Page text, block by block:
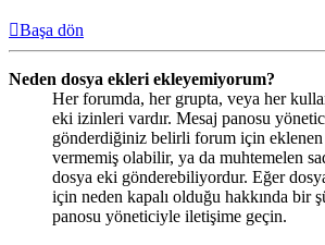
Başa dön
Neden dosya ekleri ekleyemiyorum?
Her forumda, her grupta, veya her
eki izinleri vardır. Mesaj panosu
gönderdiğiniz belirli forum için
vermemiş olabilir, ya da muhtemelen
dosya eki gönderebiliyordur. Eğer
için neden kapalı olduğu hakkında bir
panosu yöneticiyle iletişime geçin.